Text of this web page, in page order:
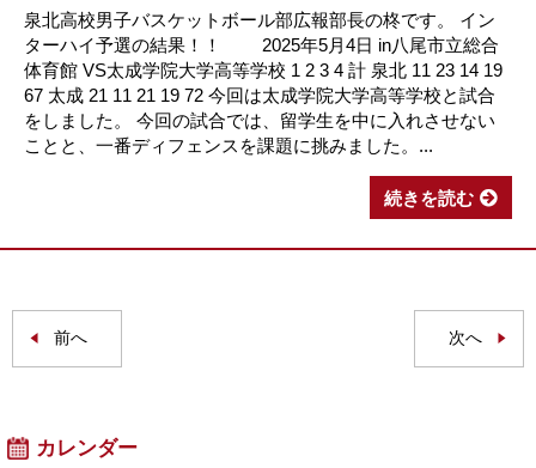
泉北高校男子バスケットボール部広報部長の柊です。 イン
ターハイ予選の結果！！ 2025年5月4日 in八尾市立総合
体育館 VS太成学院大学高等学校 1 2 3 4 計 泉北 11 23 14 19
67 太成 21 11 21 19 72 今回は太成学院大学高等学校と試合
をしました。 今回の試合では、留学生を中に入れさせない
ことと、一番ディフェンスを課題に挑みました。...
続きを読む
前へ 次へ
カレンダー